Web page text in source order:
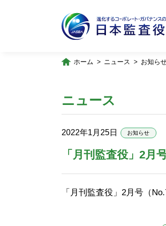
ホーム ニュース お知ら
ニュース
2022年1月25日 お知らせ
「月刊監査役」2月
「月刊監査役」2月号（